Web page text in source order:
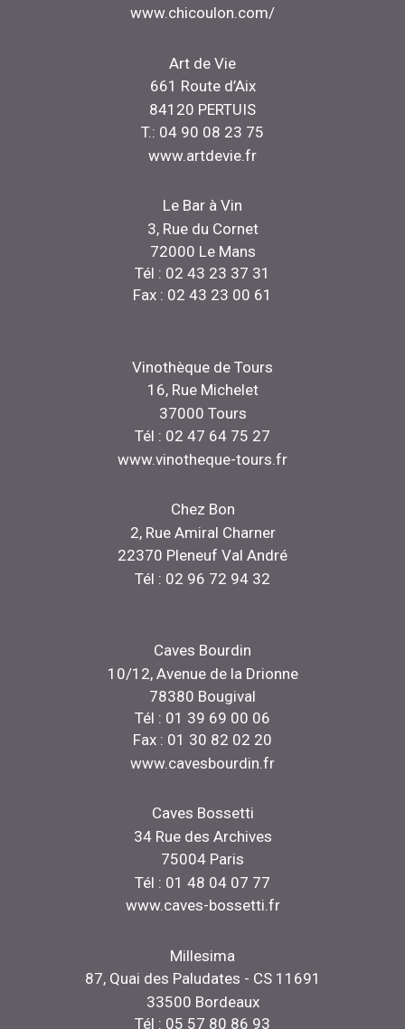
www.chicoulon.com/
Art de Vie
661 Route d’Aix
84120 PERTUIS
T.: 04 90 08 23 75
www.artdevie.fr
Le Bar à Vin
3, Rue du Cornet
72000 Le Mans
Tél : 02 43 23 37 31
Fax : 02 43 23 00 61
Vinothèque de Tours
16, Rue Michelet
37000 Tours
Tél : 02 47 64 75 27
www.vinotheque-tours.fr
Chez Bon
2, Rue Amiral Charner
22370 Pleneuf Val André
Tél : 02 96 72 94 32
Caves Bourdin
10/12, Avenue de la Drionne
78380 Bougival
Tél : 01 39 69 00 06
Fax : 01 30 82 02 20
www.cavesbourdin.fr
Caves Bossetti
34 Rue des Archives
75004 Paris
Tél : 01 48 04 07 77
www.caves-bossetti.fr
Millesima
87, Quai des Paludates - CS 11691
33500 Bordeaux
Tél : 05 57 80 86 93